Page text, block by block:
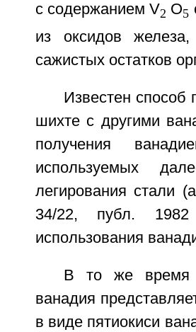
с содержанием V2 O5
из оксидов
сажистых остатков
Известен способ
шихте с другими
получения
используемых
легирования
34/22, публ.
использования
В то же время
ванадия
в виде пятиокиси